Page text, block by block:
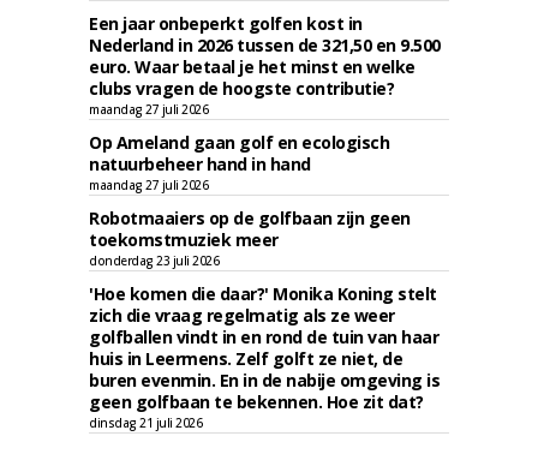
Een jaar onbeperkt golfen kost in
Nederland in 2026 tussen de 321,50 en 9.500
euro. Waar betaal je het minst en welke
clubs vragen de hoogste contributie?
maandag 27 juli 2026
Op Ameland gaan golf en ecologisch
natuurbeheer hand in hand
maandag 27 juli 2026
Robotmaaiers op de golfbaan zijn geen
toekomstmuziek meer
donderdag 23 juli 2026
'Hoe komen die daar?' Monika Koning stelt
zich die vraag regelmatig als ze weer
golfballen vindt in en rond de tuin van haar
huis in Leermens. Zelf golft ze niet, de
buren evenmin. En in de nabije omgeving is
geen golfbaan te bekennen. Hoe zit dat?
dinsdag 21 juli 2026